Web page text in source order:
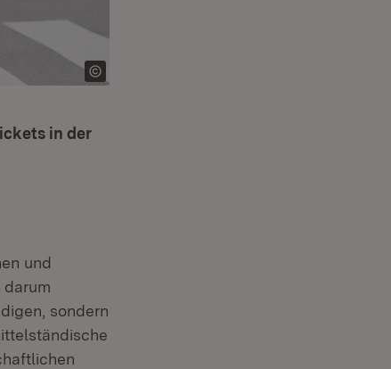
in der
und
sondern